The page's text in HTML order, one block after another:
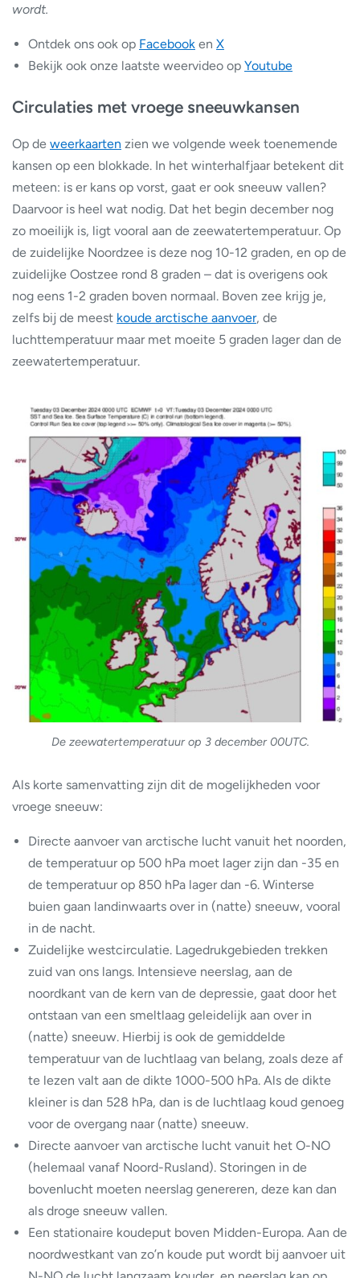
wordt.
Ontdek ons ook op Facebook en X
Bekijk ook onze laatste weervideo op Youtube
Circulaties met vroege sneeuwkansen
Op de weerkaarten zien we volgende week toenemende
kansen op een blokkade. In het winterhalfjaar betekent dit
meteen: is er kans op vorst, gaat er ook sneeuw vallen?
Daarvoor is heel wat nodig. Dat het begin december nog
zo moeilijk is, ligt vooral aan de zeewatertemperatuur. Op
de zuidelijke Noordzee is deze nog 10-12 graden, en op de
zuidelijke Oostzee rond 8 graden – dat is overigens ook
nog eens 1-2 graden boven normaal. Boven zee krijg je,
zelfs bij de meest koude arctische aanvoer, de
luchttemperatuur maar met moeite 5 graden lager dan de
zeewatertemperatuur.
De zeewatertemperatuur op 3 december 00UTC.
Als korte samenvatting zijn dit de mogelijkheden voor
vroege sneeuw:
Directe aanvoer van arctische lucht vanuit het noorden,
de temperatuur op 500 hPa moet lager zijn dan -35 en
de temperatuur op 850 hPa lager dan -6. Winterse
buien gaan landinwaarts over in (natte) sneeuw, vooral
in de nacht.
Zuidelijke westcirculatie. Lagedrukgebieden trekken
zuid van ons langs. Intensieve neerslag, aan de
noordkant van de kern van de depressie, gaat door het
ontstaan van een smeltlaag geleidelijk aan over in
(natte) sneeuw. Hierbij is ook de gemiddelde
temperatuur van de luchtlaag van belang, zoals deze af
te lezen valt aan de dikte 1000-500 hPa. Als de dikte
kleiner is dan 528 hPa, dan is de luchtlaag koud genoeg
voor de overgang naar (natte) sneeuw.
Directe aanvoer van arctische lucht vanuit het O-NO
(helemaal vanaf Noord-Rusland). Storingen in de
bovenlucht moeten neerslag genereren, deze kan dan
als droge sneeuw vallen.
Een stationaire koudeput boven Midden-Europa. Aan de
noordwestkant van zo’n koude put wordt bij aanvoer uit